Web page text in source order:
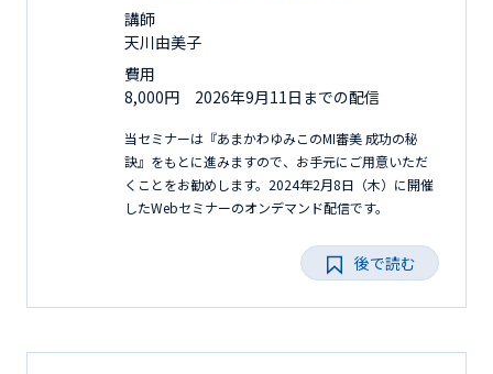
講師
天川由美子
費用
8,000円 2026年9月11日までの配信
当セミナーは『あまかわゆみこのMI審美 成功の秘
訣』をもとに進みますので、お手元にご用意いただ
くことをお勧めします。2024年2月8日（木）に開催
したWebセミナーのオンデマンド配信です。
後で読む